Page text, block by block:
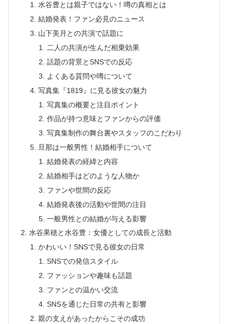
水谷豊とは親子ではない！噂の真相とは
結婚発表！ファン必見のニュース
山下美月との共演で話題に
二人の共演が生んだ相乗効果
話題の背景とSNSでの反応
よくある質問や噂について
写真集『1819』に見る彼女の魅力
写真集の概要と注目ポイント
作品が持つ意味とファンからの評価
写真集制作の舞台裏やスタッフのこだわり
旦那は一般男性！結婚相手について
結婚発表の経緯と内容
結婚相手はどのような人物か
ファンや世間の反応
結婚発表後の活動や世間の注目
一般男性との結婚が与える影響
水谷果穂と水谷豊：女優としての成長と活動
かわいい！SNSで見る彼女の日常
SNSでの発信スタイル
ファッションや趣味も話題
ファンとの温かい交流
SNSを通じた日常の共有と影響
親の支えがあったからこその成功